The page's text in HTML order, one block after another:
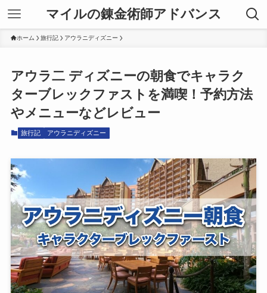
マイルの錬金術師アドバンス
ホーム 旅行記 アウラニディズニー
アウラ二 ディズニーの朝食でキャラク
ターブレックファストを満喫！予約方法
やメニューなどレビュー
旅行記 アウラニディズニー